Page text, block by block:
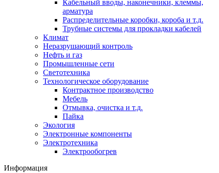
Кабельный вводы, наконечники, клеммы,
арматура
Распределительные коробки, короба и т.д.
Трубные системы для прокладки кабелей
Климат
Неразрушающий контроль
Нефть и газ
Промышленные сети
Светотехника
Технологическое оборудование
Контрактное производство
Мебель
Отмывка, очистка и т.д.
Пайка
Экология
Электронные компоненты
Электротехника
Электрообогрев
Информация